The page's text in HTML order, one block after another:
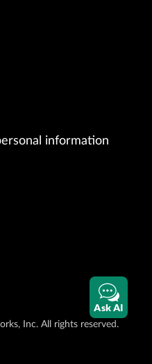
information
Inc. All rights reserved.
Ask AI